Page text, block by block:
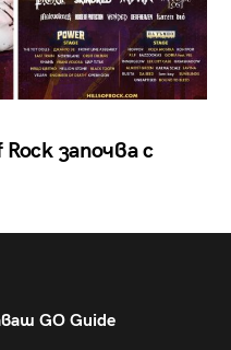
започва с
GO Guide